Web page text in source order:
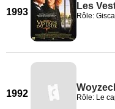
1993
Les
Rôle:
1992 Rôle: Le